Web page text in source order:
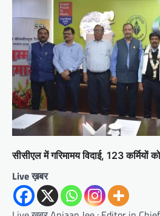
सीसीएल में गरिमामय विदाई, 123 कर्मियों
Live ख़बर